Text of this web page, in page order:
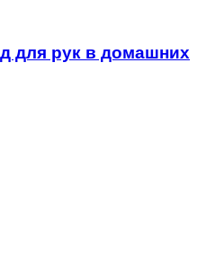
для рук в домашних